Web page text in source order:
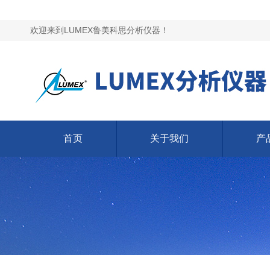
欢迎来到LUMEX鲁美科思分析仪器！
首页 关于我们 产